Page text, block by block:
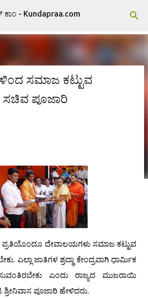
ವಿಷಯಕ್ಕೆ ಹೋಗಿ
ಕಾಂ - Kundapraa.com
ಸಮಾಜ ಕಟ್ಟುವ
ಸಚಿವ ಪೂಜಾರಿ
ದೇವಾಲಯಗಳು ಸಮಾಜ ಕಟ್ಟುವ
ಎಲ್ಲಾ ಜಾತಿಗಳ ಶ್ರದ್ಧಾ ಕೇಂದ್ರವಾಗಿ ಧಾರ್ಮಿಕ
ಎಂದು ರಾಜ್ಯದ ಮುಜರಾಯಿ
ಪೂಜಾರಿ ಹೇಳಿದರು.